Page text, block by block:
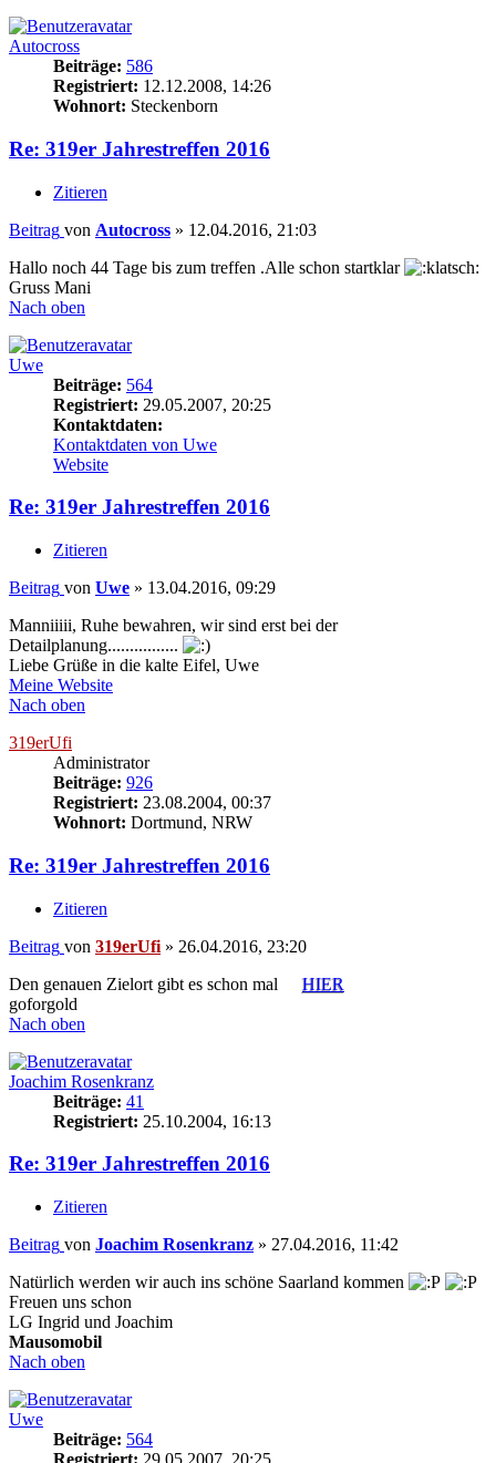
Autocross
Beiträge: 586
Registriert: 12.12.2008, 14:26
Wohnort: Steckenborn
Re: 319er Jahrestreffen 2016
Zitieren
Beitrag von Autocross » 12.04.2016, 21:03
Hallo noch 44 Tage bis zum treffen .Alle schon startklar
Gruss Mani
Nach oben
Uwe
Beiträge: 564
Registriert: 29.05.2007, 20:25
Kontaktdaten:
Kontaktdaten von Uwe
Website
Re: 319er Jahrestreffen 2016
Zitieren
Beitrag von Uwe » 13.04.2016, 09:29
Manniiiii, Ruhe bewahren, wir sind erst bei der
Detailplanung................
Liebe Grüße in die kalte Eifel, Uwe
Meine Website
Nach oben
319erUfi
Administrator
Beiträge: 926
Registriert: 23.08.2004, 00:37
Wohnort: Dortmund, NRW
Re: 319er Jahrestreffen 2016
Zitieren
Beitrag von 319erUfi » 26.04.2016, 23:20
Den genauen Zielort gibt es schon mal
HIER
goforgold
Nach oben
Joachim Rosenkranz
Beiträge: 41
Registriert: 25.10.2004, 16:13
Re: 319er Jahrestreffen 2016
Zitieren
Beitrag von Joachim Rosenkranz » 27.04.2016, 11:42
Natürlich werden wir auch ins schöne Saarland kommen
Freuen uns schon
LG Ingrid und Joachim
Mausomobil
Nach oben
Uwe
Beiträge: 564
Registriert: 29.05.2007, 20:25